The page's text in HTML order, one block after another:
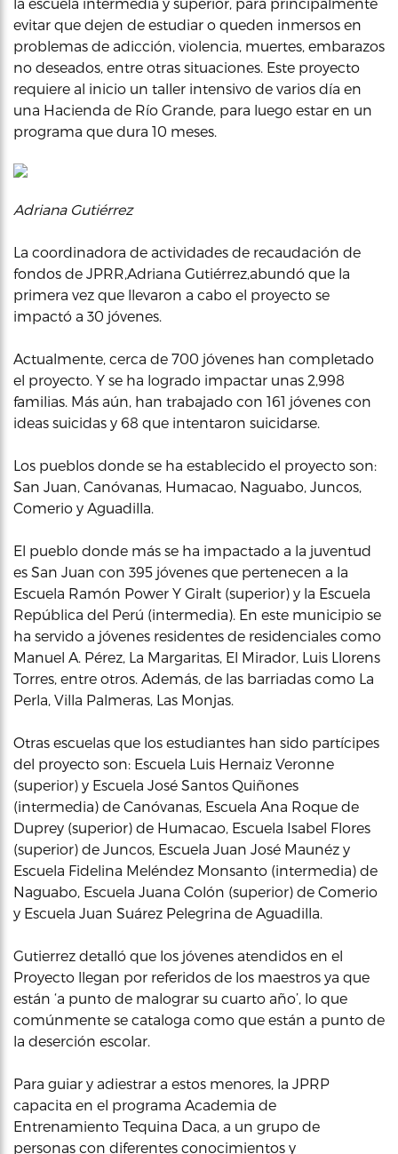
evitar que dejen de estudiar o queden inmersos en
problemas de adicción, violencia, muertes, embarazos
no deseados, entre otras situaciones. Este proyecto
requiere al inicio un taller intensivo de varios día en
una Hacienda de Río Grande, para luego estar en un
programa que dura 10 meses.
Adriana Gutiérrez
La coordinadora de actividades de recaudación de
fondos de JPRR,Adriana Gutiérrez,abundó que la
primera vez que llevaron a cabo el proyecto se
impactó a 30 jóvenes.
Actualmente, cerca de 700 jóvenes han completado
el proyecto. Y se ha logrado impactar unas 2,998
familias. Más aún, han trabajado con 161 jóvenes con
ideas suicidas y 68 que intentaron suicidarse.
Los pueblos donde se ha establecido el proyecto son:
San Juan, Canóvanas, Humacao, Naguabo, Juncos,
Comerio y Aguadilla.
El pueblo donde más se ha impactado a la juventud
es San Juan con 395 jóvenes que pertenecen a la
Escuela Ramón Power Y Giralt (superior) y la Escuela
República del Perú (intermedia). En este municipio se
ha servido a jóvenes residentes de residenciales como
Manuel A. Pérez, La Margaritas, El Mirador, Luis Llorens
Torres, entre otros. Además, de las barriadas como La
Perla, Villa Palmeras, Las Monjas.
Otras escuelas que los estudiantes han sido partícipes
del proyecto son: Escuela Luis Hernaiz Veronne
(superior) y Escuela José Santos Quiñones
(intermedia) de Canóvanas, Escuela Ana Roque de
Duprey (superior) de Humacao, Escuela Isabel Flores
(superior) de Juncos, Escuela Juan José Maunéz y
Escuela Fidelina Meléndez Monsanto (intermedia) de
Naguabo, Escuela Juana Colón (superior) de Comerio
y Escuela Juan Suárez Pelegrina de Aguadilla.
Gutierrez detalló que los jóvenes atendidos en el
Proyecto llegan por referidos de los maestros ya que
están ‘a punto de malograr su cuarto año’, lo que
comúnmente se cataloga como que están a punto de
la deserción escolar.
Para guiar y adiestrar a estos menores, la JPRP
capacita en el programa Academia de
Entrenamiento Tequina Daca, a un grupo de
personas con diferentes conocimientos y